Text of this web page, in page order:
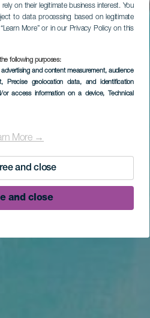
on their legitimate business interest. You
to data processing based on legitimate
More” or in our Privacy Policy on this
following purposes:
and content measurement, audience
, Precise geolocation data, and identification
or access information on a device, Technical
More →
and close
and close